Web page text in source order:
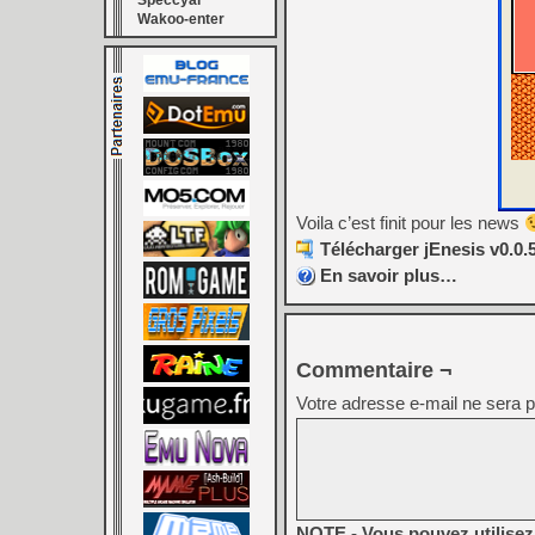
Wakoo-enter
Voila c’est finit pour les news
Télécharger jEnesis
En savoir plus…
Commentaire ¬
Votre adresse e-mail ne sera